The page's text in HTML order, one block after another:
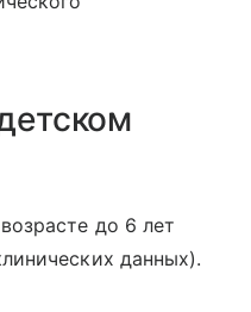
до 6 лет
данных).